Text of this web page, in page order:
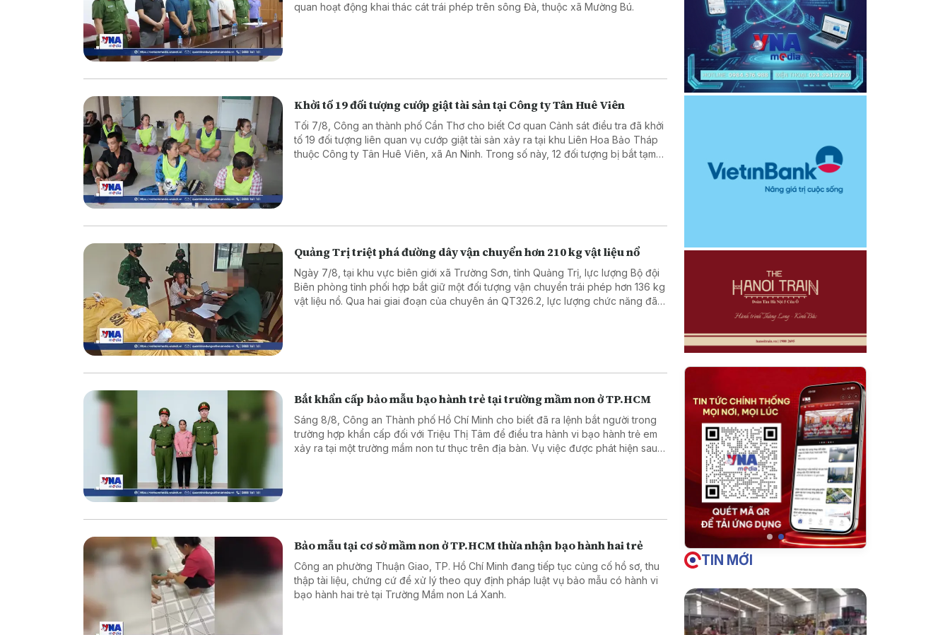
quan hoạt động khai thác cát trái phép trên sông Đà, thuộc xã Mường Bú.
Khởi tố 19 đối tượng cướp giật tài sản tại Công ty Tân Huê Viên
Tối 7/8, Công an thành phố Cần Thơ cho biết Cơ quan Cảnh sát điều tra đã khởi
tố 19 đối tượng liên quan vụ cướp giật tài sản xảy ra tại khu Liên Hoa Bảo Tháp
thuộc Công ty Tân Huê Viên, xã An Ninh. Trong số này, 12 đối tượng bị bắt tạm
Quảng Trị triệt phá đường dây vận chuyển hơn 210 kg vật liệu nổ
Ngày 7/8, tại khu vực biên giới xã Trường Sơn, tỉnh Quảng Trị, lực lượng Bộ đội
Biên phòng tỉnh phối hợp bắt giữ một đối tượng vận chuyển trái phép hơn 136 kg
vật liệu nổ. Qua hai giai đoạn của chuyên án QT326.2, lực lượng chức năng đã
Bắt khẩn cấp bảo mẫu bạo hành trẻ tại trường mầm non ở TP.HCM
Sáng 8/8, Công an Thành phố Hồ Chí Minh cho biết đã ra lệnh bắt người trong
trường hợp khẩn cấp đối với Triệu Thị Tâm để điều tra hành vi bạo hành trẻ em
xảy ra tại một trường mầm non tư thục trên địa bàn. Vụ việc được phát hiện sau
Bảo mẫu tại cơ sở mầm non ở TP.HCM thừa nhận bạo hành hai trẻ
Công an phường Thuận Giao, TP. Hồ Chí Minh đang tiếp tục củng cố hồ sơ, thu
thập tài liệu, chứng cứ để xử lý theo quy định pháp luật vụ bảo mẫu có hành vi
bạo hành hai trẻ tại Trường Mầm non Lá Xanh.
TIN MỚI